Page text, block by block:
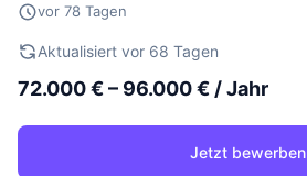
vor 78 Tagen
Aktualisiert vor 68 Tagen
72.000 € – 96.000 € / Jahr
Jetzt bewerben